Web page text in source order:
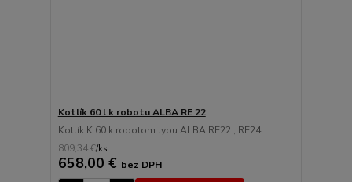
Kotlík 60 l k robotu ALBA RE 22
Kotlík K 60 k robotom typu ALBA RE22 , RE24
809,34 €/ks
658,00 € bez DPH